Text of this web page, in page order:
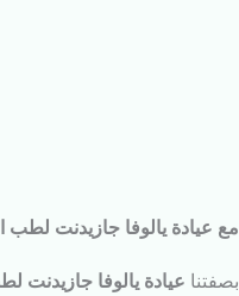
مع عيادة يالوفا جازيدنت لطب
بصفتنا عيادة يالوفا جازيدنت